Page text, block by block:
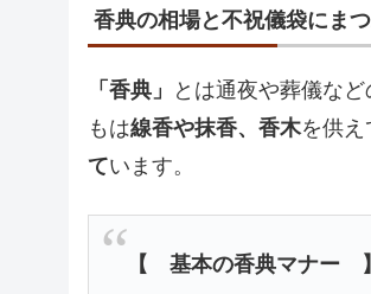
香典の相場と不祝儀袋にま
「香典」 とは通夜や葬儀など
もは線香や抹香、香木を供え
ています。
【 基本の香典マナー 】